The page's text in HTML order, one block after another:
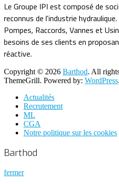
Le Groupe IPI est composé de
reconnus de l'industrie
Pompes, Raccords, Vannes et
besoins de ses clients en
réactive.
Copyright © 2026 Barthod. All
ThemeGrill. Powered by: WordPress.
Actualités
Recrutement
ML
CGA
Notre politique sur les cookies
Barthod
fermer